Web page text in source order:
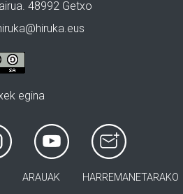
48992 Getxo
egina
ARAUAK HARREMANETARAKO